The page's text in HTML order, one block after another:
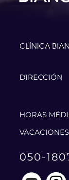
CLÍNICA
DIRECCIÓN
HORAS
VACACIONES
050-